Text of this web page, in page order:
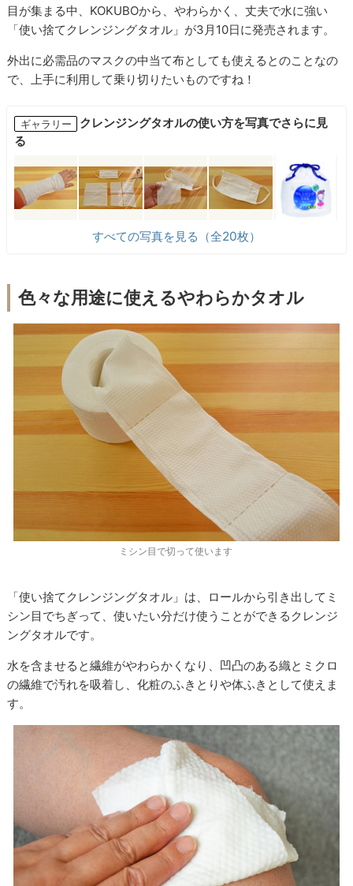
目が集まる中、KOKUBOから、やわらかく、丈夫で水に強い
「使い捨てクレンジングタオル」が3月10日に発売されます。
外出に必需品のマスクの中当て布としても使えるとのことなの
で、上手に利用して乗り切りたいものですね！
ギャラリー
クレンジングタオルの使い方を写真でさらに見
る
すべての写真を見る（全20枚）
色々な用途に使えるやわらかタオル
ミシン目で切って使います
「使い捨てクレンジングタオル」は、ロールから引き出してミ
シン目でちぎって、使いたい分だけ使うことができるクレンジ
ングタオルです。
水を含ませると繊維がやわらかくなり、凹凸のある織とミクロ
の繊維で汚れを吸着し、化粧のふきとりや体ふきとして使えま
す。